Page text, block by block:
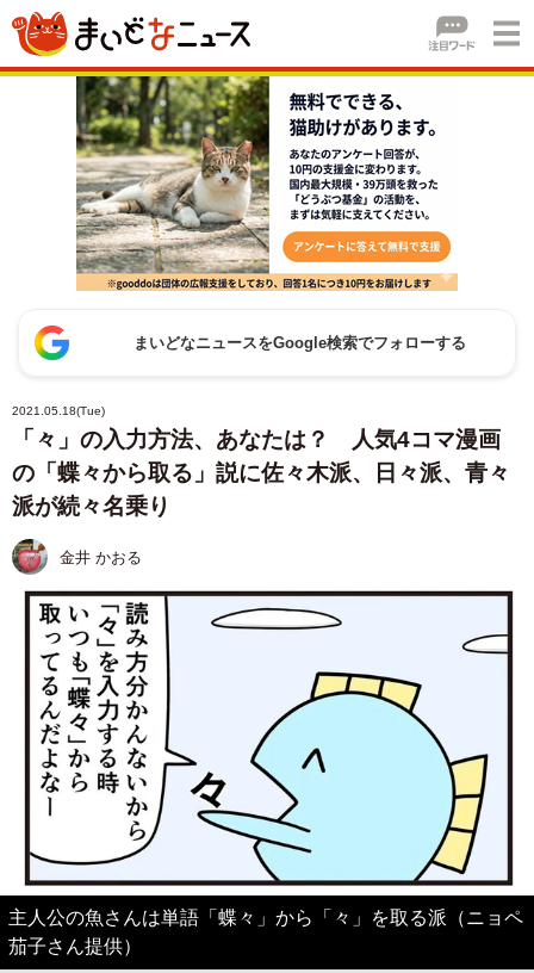
まいどなニュースをGoogle検索でフォローする
2021.05.18(Tue)
「々」の入力方法、あなたは？ 人気4コマ漫画
の「蝶々から取る」説に佐々木派、日々派、青々
派が続々名乗り
金井 かおる
主人公の魚さんは単語「蝶々」から「々」を取る派（ニョペ
茄子さん提供）